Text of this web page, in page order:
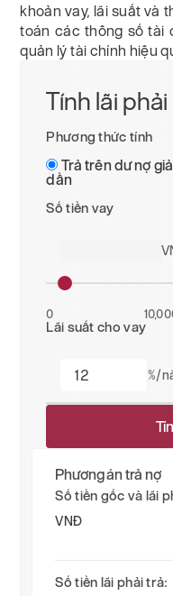
khoản vay, lãi suất và
toán các thông số tài
quản lý tài chính hiệu
Tính lãi
Phương thức tính
Trả trên dư nợ
dần
Số tiền vay
0
Lãi suất cho vay
%/
Phương án trả nợ
Số tiền gốc và lãi
VNĐ
Số tiền lãi phải trả: